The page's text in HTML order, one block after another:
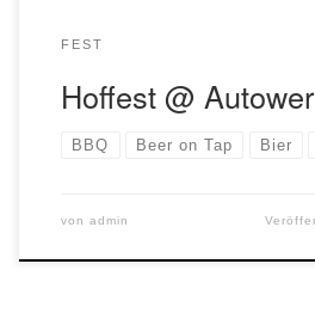
FEST
Hoffest @
BBQ Beer on Tap Bier
von admin